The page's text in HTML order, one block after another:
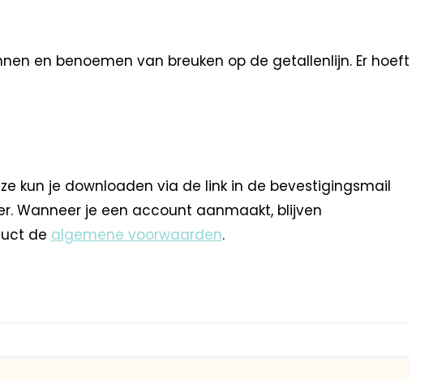
en benoemen van breuken op de getallenlijn. Er hoeft
kun je downloaden via de link in de bevestigingsmail
Wanneer je een account aanmaakt, blijven
de algemene voorwaarden.